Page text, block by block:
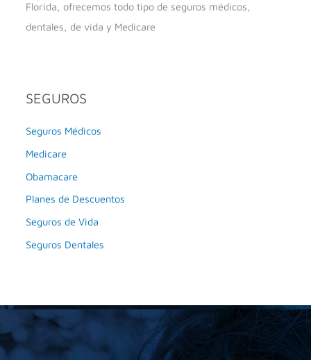
Florida, ofrecemos todo tipo de seguros médicos,
dentales, de vida y Medicare
SEGUROS
Seguros Médicos
Medicare
Obamacare
Planes de Descuentos
Seguros de Vida
Seguros Dentales